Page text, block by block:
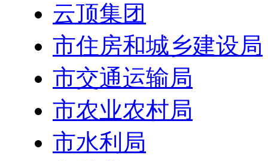
云顶集团
市住房和城乡建设局
市交通运输局
市农业农村局
市水利局